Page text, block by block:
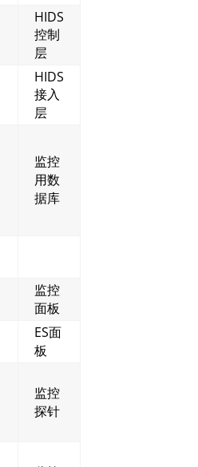
HIDS
控制
层
HIDS
接入
层
监控
用数
据库
监控
面板
ES面
板
监控
探针